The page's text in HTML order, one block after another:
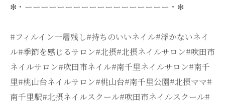
❇・ーーーーーーーーーーーーーーーーーー・❇
#フィルイン一層残し#持ちのいいネイル#浮かないネイ
ル#季節を感じるサロン#北摂#北摂ネイルサロン#吹田市
ネイルサロン#吹田市ネイル#南千里ネイルサロン#南千
里#桃山台ネイルサロン#桃山台#南千里公園#北摂ママ#
南千里駅#北摂ネイルスクール#吹田市ネイルスクール#